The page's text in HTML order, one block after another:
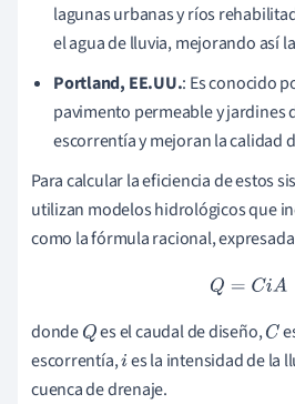
lagunas urbanas y ríos
el agua de lluvia, mejorando así
Portland, EE.UU.: Es conocido
pavimento permeable y jardines
escorrentía y mejoran la calidad
Para calcular la eficiencia de estos
utilizan modelos hidrológicos que
como la fórmula racional,
Q= CiA
dondeQ es el caudal de diseño,C
escorrentía,i es la intensidad de la
cuenca de drenaje.